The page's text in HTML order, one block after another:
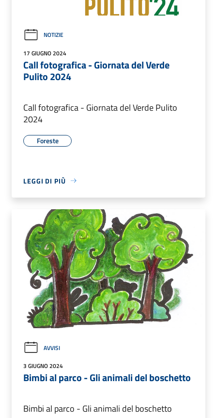
NOTIZIE
17 GIUGNO 2024
Call fotografica - Giornata del Verde
Pulito 2024
Call fotografica - Giornata del Verde Pulito
2024
Foreste
LEGGI DI PIÙ
AVVISI
3 GIUGNO 2024
Bimbi al parco - Gli animali del boschetto
Bimbi al parco - Gli animali del boschetto